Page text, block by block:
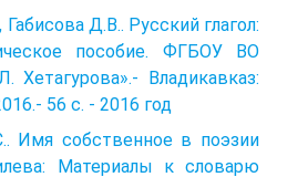
Габисова Д.В.. Русский глагол:
пособие. ФГБОУ ВО
Хетагурова».- Владикавказ:
56 с. - 2016 год
Имя собственное в поэзии
Материалы к словарю